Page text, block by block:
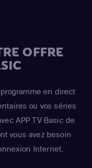
OFFRE
en direct
ou vos séries
APP TV Basic de
vous avez besoin
Internet.